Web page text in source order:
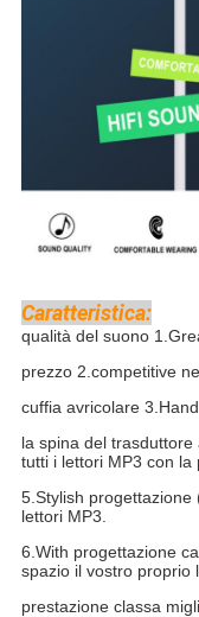
Caratteristica:
qualità del suono
prezzo 2.competitive
cuffia avricolare
la spina del
tutti i lettori MP3 con la
5.Stylish
lettori MP3.
6.With progettazione
spazio il vostro proprio
prestazione classa